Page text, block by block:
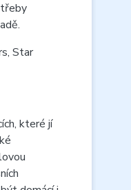
Star
které jí